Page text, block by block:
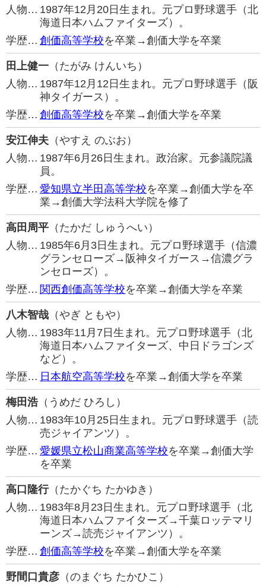
人物… 1987年12月20日生まれ。元プロ野球選手（北
海道日本ハムファイターズ）。
学歴… 創価高等学校を卒業→創価大学を卒業
田上健一 （たがみ けんいち）
人物… 1987年12月12日生まれ。元プロ野球選手（阪
神タイガース）。
学歴… 創価高等学校を卒業→創価大学を卒業
安江伸夫 （やすえ のぶお）
人物… 1987年6月26日生まれ。政治家。元参議院議
員。
学歴… 愛知県立半田高等学校を卒業→創価大学を卒
業→創価大学法科大学院を修了
高田周平 （たかだ しゅうへい）
人物… 1985年6月3日生まれ。元プロ野球選手（信濃
グランセローズ→阪神タイガース→信濃グラ
ンセローズ）。
学歴… 関西創価高等学校を卒業→創価大学を卒業
八木智哉 （やぎ ともや）
人物… 1983年11月7日生まれ。元プロ野球選手（北
海道日本ハムファイターズ、中日ドラゴンズ
など）。
学歴… 日本航空高等学校を卒業→創価大学を卒業
梅田浩（うめだ ひろし）
人物… 1983年10月25日生まれ。元プロ野球選手（読
売ジャイアンツ）。
学歴… 愛媛県立松山商業高等学校を卒業→創価大学
を卒業
高口隆行（たかぐち たかゆき）
人物… 1983年8月23日生まれ。元プロ野球選手（北
海道日本ハムファイターズ→千葉ロッテマリ
ーンズ→読売ジャイアンツ）。
学歴… 創価高等学校を卒業→創価大学を卒業
野間口貴彦 （のまぐち たかひこ）